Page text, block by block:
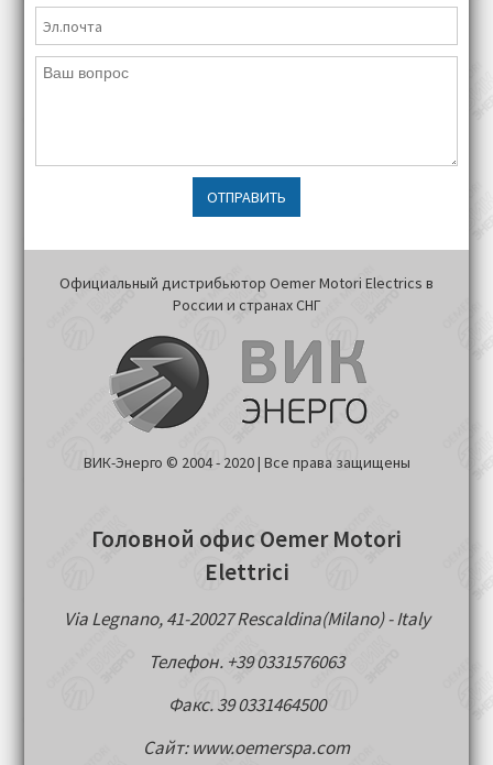
ОТПРАВИТЬ
Официальный дистрибьютор Oemer Motori Electrics в
России и странах СНГ
ВИК-Энерго © 2004 - 2020 | Все права защищены
Головной офис Oemer Motori
Elettrici
Via Legnano, 41-20027 Rescaldina(Milano) - Italy
Телефон. +39 0331576063
Факс. 39 0331464500
Сайт: www.oemerspa.com